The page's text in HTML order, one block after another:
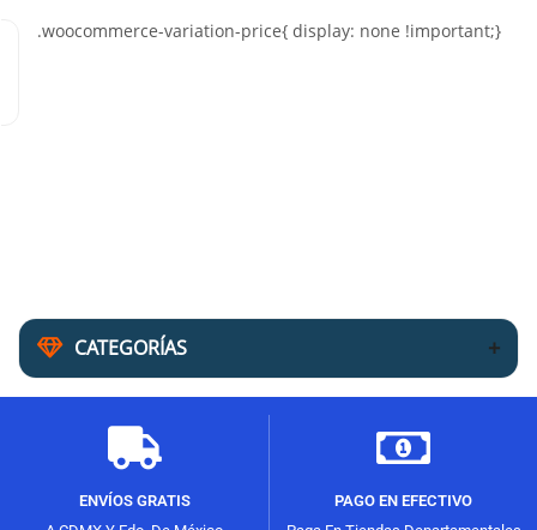
CATEGORÍAS
ENVÍOS GRATIS
PAGO EN EFECTIVO